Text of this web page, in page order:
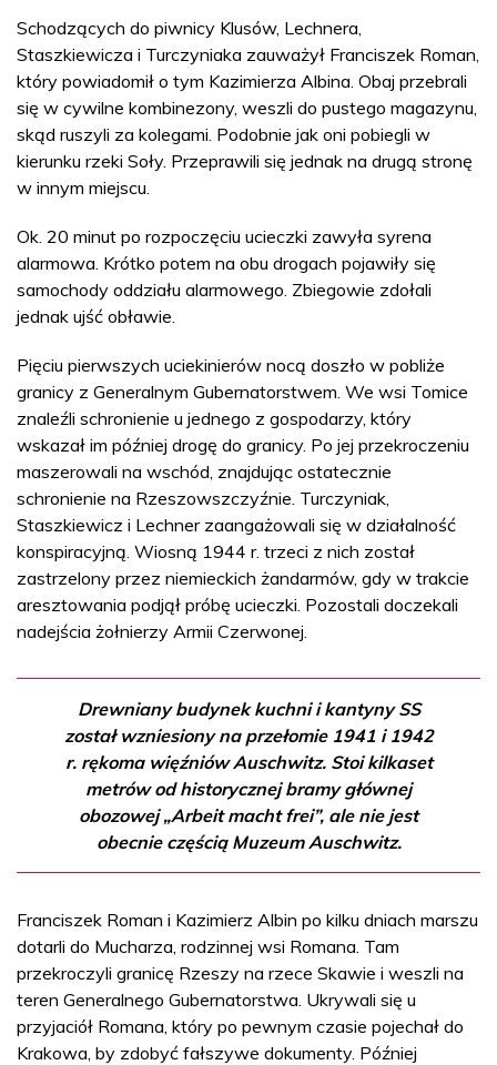
Schodzących do piwnicy Klusów, Lechnera,
Staszkiewicza i Turczyniaka zauważył Franciszek Roman,
który powiadomił o tym Kazimierza Albina. Obaj przebrali
się w cywilne kombinezony, weszli do pustego magazynu,
skąd ruszyli za kolegami. Podobnie jak oni pobiegli w
kierunku rzeki Soły. Przeprawili się jednak na drugą stronę
w innym miejscu.
Ok. 20 minut po rozpoczęciu ucieczki zawyła syrena
alarmowa. Krótko potem na obu drogach pojawiły się
samochody oddziału alarmowego. Zbiegowie zdołali
jednak ujść obławie.
Pięciu pierwszych uciekinierów nocą doszło w pobliże
granicy z Generalnym Gubernatorstwem. We wsi Tomice
znaleźli schronienie u jednego z gospodarzy, który
wskazał im później drogę do granicy. Po jej przekroczeniu
maszerowali na wschód, znajdując ostatecznie
schronienie na Rzeszowszczyźnie. Turczyniak,
Staszkiewicz i Lechner zaangażowali się w działalność
konspiracyjną. Wiosną 1944 r. trzeci z nich został
zastrzelony przez niemieckich żandarmów, gdy w trakcie
aresztowania podjął próbę ucieczki. Pozostali doczekali
nadejścia żołnierzy Armii Czerwonej.
Drewniany budynek kuchni i kantyny SS
został wzniesiony na przełomie 1941 i 1942
r. rękoma więźniów Auschwitz. Stoi kilkaset
metrów od historycznej bramy głównej
obozowej „Arbeit macht frei”, ale nie jest
obecnie częścią Muzeum Auschwitz.
Franciszek Roman i Kazimierz Albin po kilku dniach marszu
dotarli do Mucharza, rodzinnej wsi Romana. Tam
przekroczyli granicę Rzeszy na rzece Skawie i weszli na
teren Generalnego Gubernatorstwa. Ukrywali się u
przyjaciół Romana, który po pewnym czasie pojechał do
Krakowa, by zdobyć fałszywe dokumenty. Później